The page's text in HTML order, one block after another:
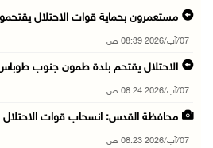
مستعمرون بحماية قوات الاحتلال
07/آب/2026 08:39 ص
الاحتلال يقتحم بلدة طمون جنوب
07/آب/2026 08:24 ص
محافظة القدس: انسحاب قوات
07/آب/2026 08:23 ص